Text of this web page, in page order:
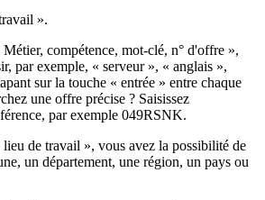
».
compétence, mot-clé, n° d'offre »,
par exemple, « serveur », « anglais »,
sur la touche « entrée » entre chaque
une offre précise ? Saisissez
par exemple 049RSNK.
de travail », vous avez la possibilité de
un département, une région, un pays ou